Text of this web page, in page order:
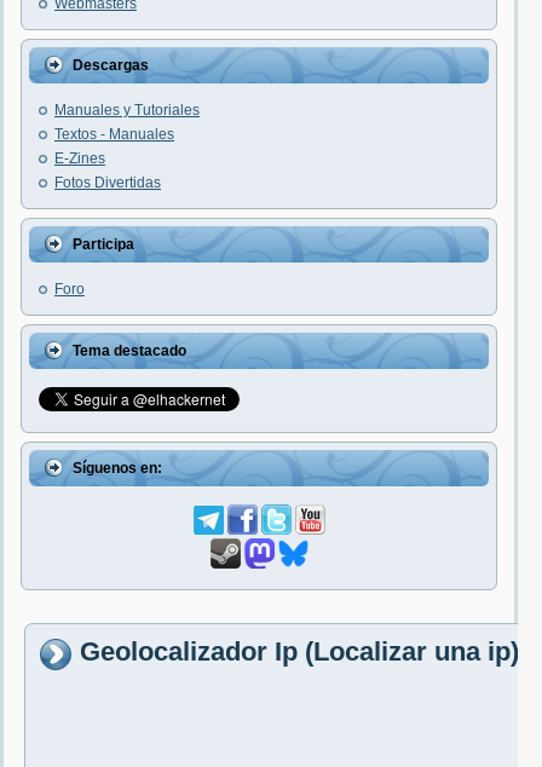
Webmasters
Descargas
Manuales y Tutoriales
Textos - Manuales
E-Zines
Fotos Divertidas
Participa
Foro
Tema destacado
Síguenos en:
Geolocalizador Ip (Localizar una ip) -